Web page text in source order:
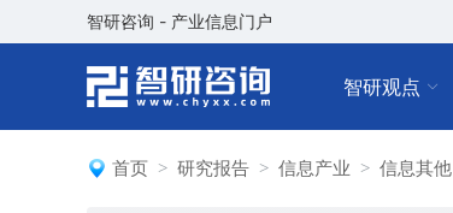
智研咨询 - 产业信息门户
智研观点
首页 研究报告 信息产业 信息其他